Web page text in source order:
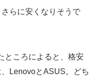
らに安くなりそうで
ところによると、格安
LenovoとASUS。どち